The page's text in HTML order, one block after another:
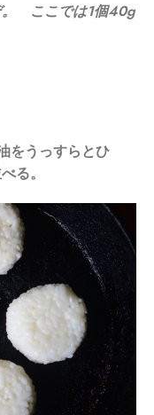
。 ここでは1個40g
をうっすらとひ
る。